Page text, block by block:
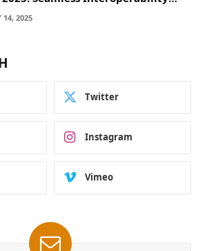
Blockchain Networks
14, 2025
Twitter
Instagram
Vimeo